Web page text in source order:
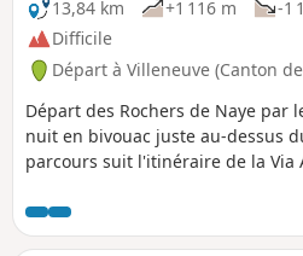
13,84 km
+1 116 m -1
Difficile
Départ à Villeneuve (Canton
Départ des Rochers de Naye par
nuit en bivouac juste au-dessus
parcours suit l'itinéraire de la
sujettes au vertige.